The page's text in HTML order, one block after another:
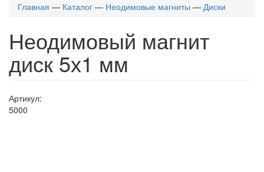
Главная — Каталог — Неодимовые магниты — Диски
Неодимовый магнит
диск 5х1 мм
Артикул:
5000